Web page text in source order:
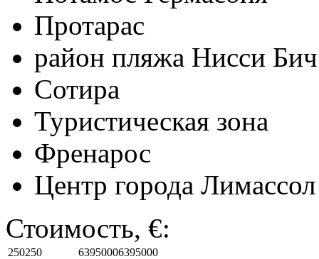
Протарас
район пляжа Нисси Бич
Сотира
Туристическая зона
Френарос
Центр города Лимассол
Стоимость, €:
250250 63950006395000